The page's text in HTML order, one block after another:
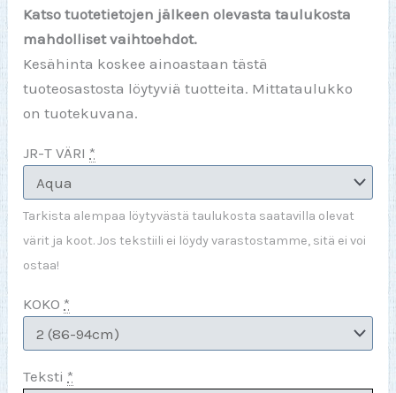
Katso tuotetietojen jälkeen olevasta taulukosta
mahdolliset vaihtoehdot.
Kesähinta koskee ainoastaan tästä
tuoteosastosta löytyviä tuotteita. Mittataulukko
on tuotekuvana.
JR-T VÄRI *
Tarkista alempaa löytyvästä taulukosta saatavilla olevat
värit ja koot. Jos tekstiili ei löydy varastostamme, sitä ei voi
ostaa!
KOKO *
Teksti *